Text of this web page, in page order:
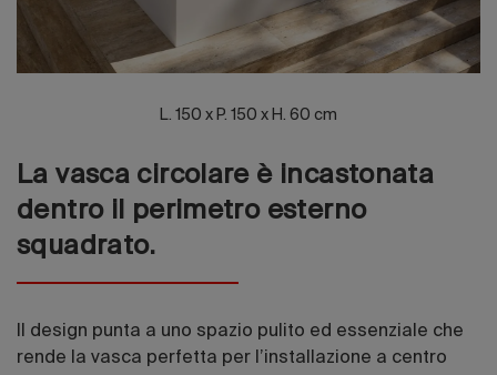
L. 150 x P. 150 x H. 60 cm
La vasca circolare è incastonata
dentro il perimetro esterno
squadrato.
Il design punta a uno spazio pulito ed essenziale che
rende la vasca perfetta per l’installazione a centro